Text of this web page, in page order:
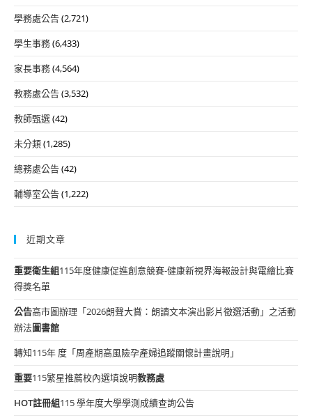
學務處公告(2,721)
學生事務(6,433)
家長事務(4,564)
教務處公告(3,532)
教師甄選(42)
未分類(1,285)
總務處公告(42)
輔導室公告(1,222)
近期文章
重要衛生組115年度健康促進創意競賽-健康新視界海報設計與電繪比賽
得獎名單
公告高市圖辦理「2026朗聲大賞：朗讀文本演出影片徵選活動」之活動
辦法圖書館
轉知115年 度「周產期高風險孕產婦追蹤關懷計畫說明」
重要115繁星推薦校內選填說明教務處
HOT註冊組115 學年度大學學測成績查詢公告